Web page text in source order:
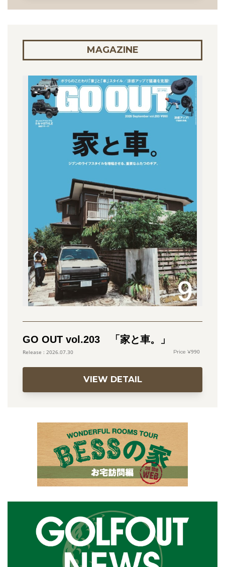
MAGAZINE
GO OUT vol.203 「家と車。」
2026.07.30 990
VIEW DETAIL